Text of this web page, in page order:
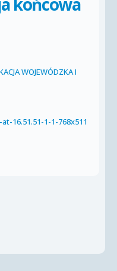
WOJEWÓDZKA I
16.51.51-1-1-768x511